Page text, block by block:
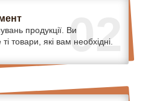
02
продукції. Ви
товари, які вам необхідні.